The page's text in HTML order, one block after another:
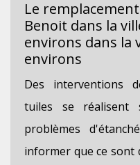
Le
Benoit dans la
environs dans la
environs
Des interventions
tuiles se réalisent
problèmes
informer que ce sont